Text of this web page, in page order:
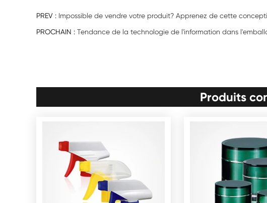
PREV : Impossible de vendre votre produit? Apprenez de cette
PROCHAIN : Tendance de la technologie de l'information dans
Produits